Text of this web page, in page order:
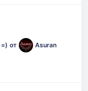
от Asuran